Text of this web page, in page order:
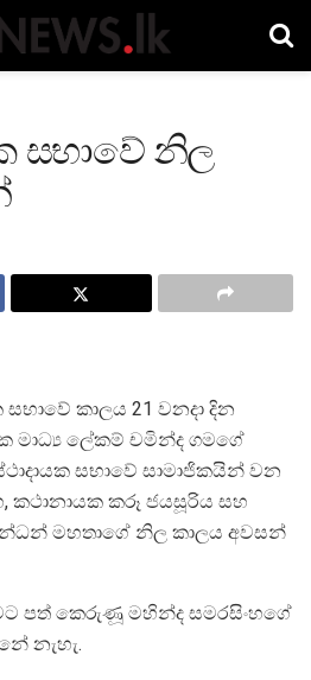
සභාවේ නිල
කාල‍ය 21 වනදා දින
මාධ්‍ය ලේකම් චමින්ද ගමගේ
සභාවේ සාමාජිකයින් වන
කථානායක කරූ ජයසූරිය සහ
මහතාගේ නිල කාලය අවසන්
පත් කෙරුණූ මහින්ද සමරසිංහගේ
නැහැ.